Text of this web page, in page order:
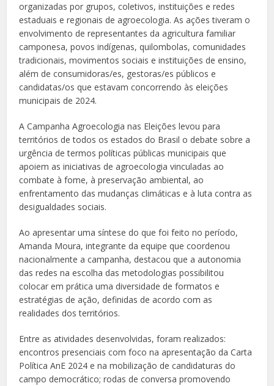
organizadas por grupos, coletivos, instituições e redes
estaduais e regionais de agroecologia. As ações tiveram o
envolvimento de representantes da agricultura familiar
camponesa, povos indígenas, quilombolas, comunidades
tradicionais, movimentos sociais e instituições de ensino,
além de consumidoras/es, gestoras/es públicos e
candidatas/os que estavam concorrendo às eleições
municipais de 2024.
A Campanha Agroecologia nas Eleições levou para
territórios de todos os estados do Brasil o debate sobre a
urgência de termos políticas públicas municipais que
apoiem as iniciativas de agroecologia vinculadas ao
combate à fome, à preservação ambiental, ao
enfrentamento das mudanças climáticas e à luta contra as
desigualdades sociais.
Ao apresentar uma síntese do que foi feito no período,
Amanda Moura, integrante da equipe que coordenou
nacionalmente a campanha, destacou que a autonomia
das redes na escolha das metodologias possibilitou
colocar em prática uma diversidade de formatos e
estratégias de ação, definidas de acordo com as
realidades dos territórios.
Entre as atividades desenvolvidas, foram realizados:
encontros presenciais com foco na apresentação da Carta
Política AnE 2024 e na mobilização de candidaturas do
campo democrático; rodas de conversa promovendo